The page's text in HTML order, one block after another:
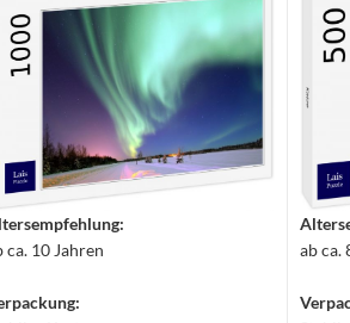
ca. 10 Jahren
ab ca.